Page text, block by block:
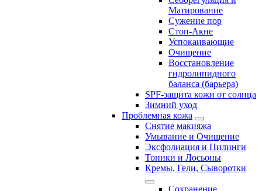
Матирование
Сужение пор
Стоп-Акне
Успокаивающие
Очищение
Восстановление
гидролипидного
баланса (барьера)
SPF-защита кожи от солнца
Зимний уход
Проблемная кожа
Снятие макияжа
Умывание и Очищение
Эксфолиация и Пилинги
Тоники и Лосьоны
Кремы, Гели, Сыворотки